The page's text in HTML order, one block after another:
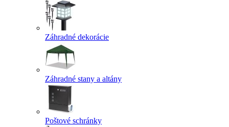
Záhradné dekorácie
Záhradné stany a altány
Poštové schránky